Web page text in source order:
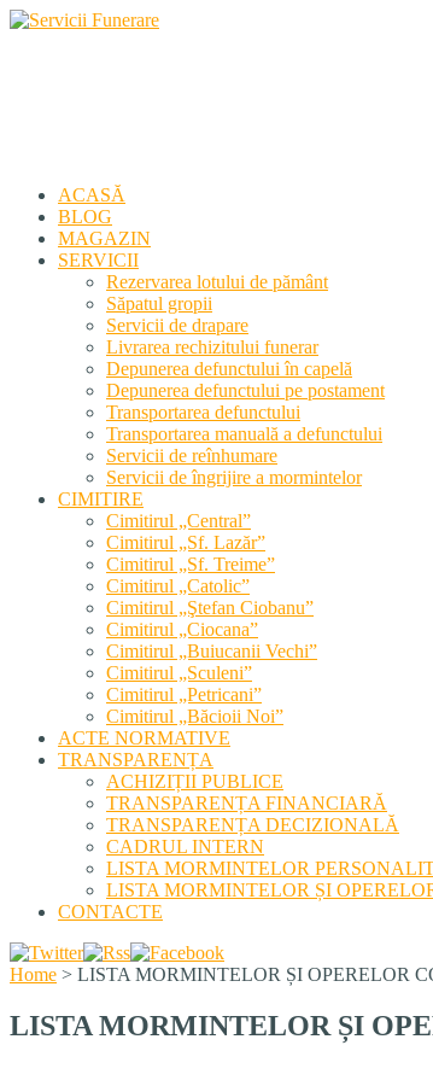
ACASĂ
BLOG
MAGAZIN
SERVICII
Rezervarea lotului de pământ
Săpatul gropii
Servicii de drapare
Livrarea rechizitului funerar
Depunerea defunctului în capelă
Depunerea defunctului pe postament
Transportarea defunctului
Transportarea manuală a defunctului
Servicii de reînhumare
Servicii de îngrijire a mormintelor
CIMITIRE
Cimitirul „Central”
Cimitirul „Sf. Lazăr”
Cimitirul „Sf. Treime”
Cimitirul „Catolic”
Cimitirul „Ştefan Ciobanu”
Cimitirul „Ciocana”
Cimitirul „Buiucanii Vechi”
Cimitirul „Sculeni”
Cimitirul „Petricani”
Cimitirul „Băcioii Noi”
ACTE NORMATIVE
TRANSPARENȚA
ACHIZIȚII PUBLICE
TRANSPARENȚA FINANCIARĂ
TRANSPARENȚA DECIZIONALĂ
CADRUL INTERN
LISTA MORMINTELOR
LISTA MORMINTELOR ȘI
CONTACTE
Home > LISTA MORMINTELOR ȘI OPERELOR
LISTA MORMINTELOR ȘI